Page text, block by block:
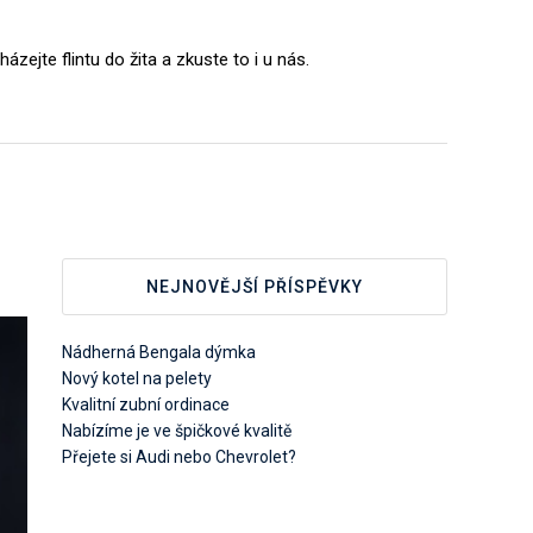
flintu do žita a zkuste to i u nás.
NEJNOVĚJŠÍ PŘÍSPĚVKY
Nádherná Bengala dýmka
Nový kotel na pelety
Kvalitní zubní ordinace
Nabízíme je ve špičkové kvalitě
Přejete si Audi nebo Chevrolet?